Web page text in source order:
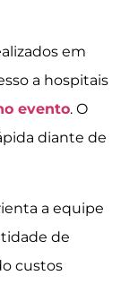
em
a hospitais
evento. O
diante de
a equipe
de
custos